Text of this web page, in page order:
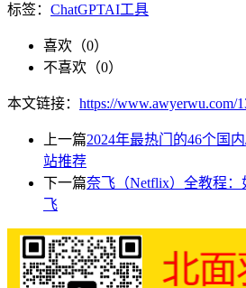
标签： ChatGPTAI工具
喜欢（0）
不喜欢（0）
本文链接： https://www.awyerwu.com/
上一篇2024年最热门的46个国
站推荐
下一篇奈飞（Netflix）全教程
飞